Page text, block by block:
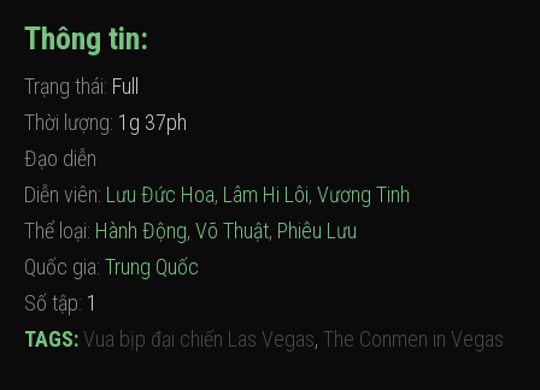
Thông tin:
Trạng thái: Full
Thời lượng: 1g 37ph
Đạo diễn
Diễn viên: Lưu Đức Hoa, Lâm Hi Lôi, Vương Tinh
Thể loại: Hành Động, Võ Thuật, Phiêu Lưu
Quốc gia: Trung Quốc
Số tập: 1
TAGS:Vua bịp đại chiến Las Vegas, The Conmen in Vegas